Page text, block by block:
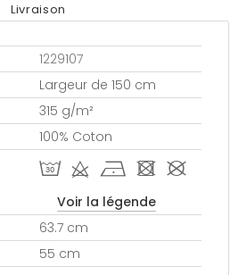
Livraison
1229107
Largeur de 150 cm
315 g/m²
100% Coton
T d h - #
Voir la légende
63.7 cm
55 cm